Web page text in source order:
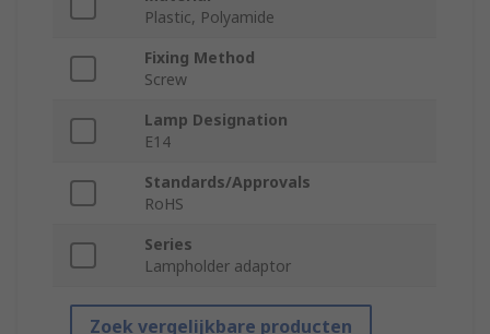
Plastic, Polyamide
Fixing Method
Screw
Lamp Designation
E14
Standards/Approvals
RoHS
Series
Lampholder adaptor
Zoek vergelijkbare producten